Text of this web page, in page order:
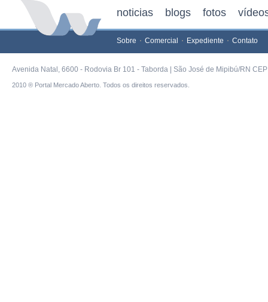
noticias blogs fotos
Sobre Comercial Expediente Contato
Avenida Natal, 6600 - Rodovia Br 101 - Taborda | São José de Mipibú/RN
2010 ® Portal Mercado Aberto. Todos os direitos reservados.